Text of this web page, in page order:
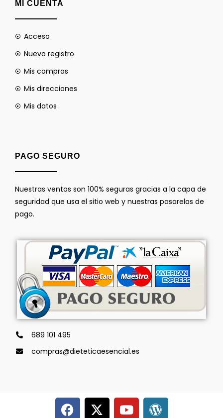
MI CUENTA
Acceso
Nuevo registro
Mis compras
Mis direcciones
Mis datos
PAGO SEGURO
Nuestras ventas son 100% seguras gracias a la capa de
seguridad que usa el sitio web y nuestras pasarelas de
pago.
689 101 495
compras@dieteticaesencial.es